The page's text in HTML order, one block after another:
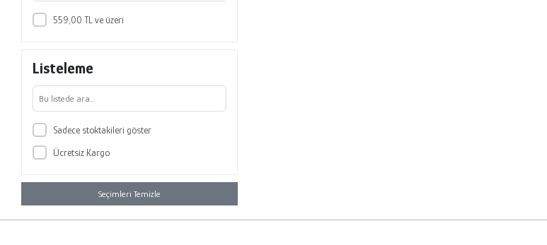
559,00 TL ve üzeri
Listeleme
Sadece stoktakileri göster
Ücretsiz Kargo
Seçimleri Temizle